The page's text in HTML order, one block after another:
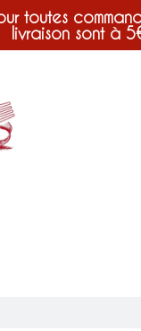
toutes
livraison sont à